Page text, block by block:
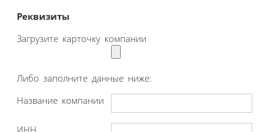
Реквизиты
Загрузите карточку компании
Либо заполните данные ниже:
Название компании
ИНН